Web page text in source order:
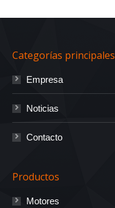
Categorías principales
Empresa
Noticias
Contacto
Productos
Motores